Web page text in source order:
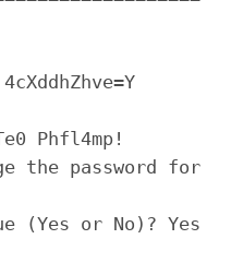
Phfl4mp!
the password for
(Yes or No)? Yes